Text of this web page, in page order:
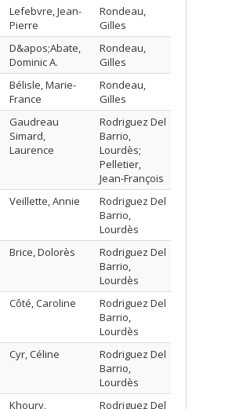
Lefebvre, Jean-
Pierre
Rondeau,
Gilles
D&apos;Abate,
Dominic A.
Rondeau,
Gilles
Bélisle, Marie-
France
Rondeau,
Gilles
Gaudreau
Simard,
Laurence
Rodriguez Del
Barrio,
Lourdès;
Pelletier,
Jean-François
Veillette, Annie
Rodriguez Del
Barrio,
Lourdès
Brice, Dolorès
Rodriguez Del
Barrio,
Lourdès
Côté, Caroline
Rodriguez Del
Barrio,
Lourdès
Cyr, Céline
Rodriguez Del
Barrio,
Lourdès
Khoury,
Rodriguez Del